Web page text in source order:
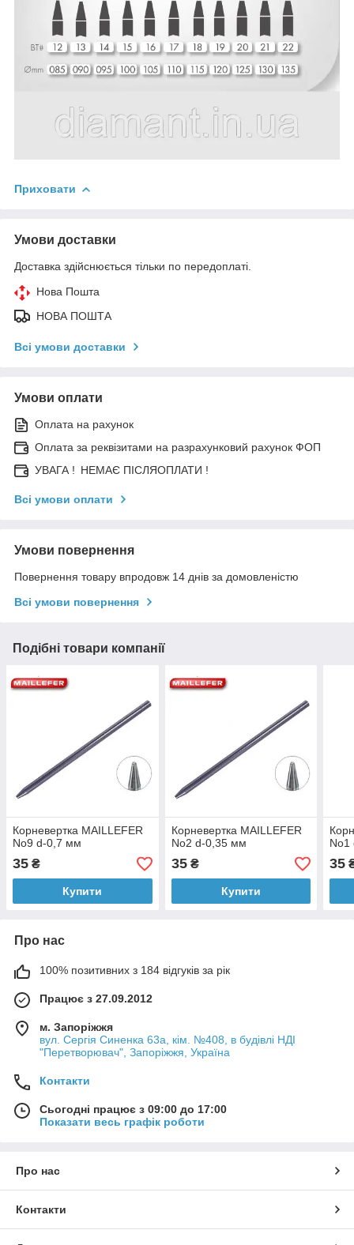
Приховати
Умови доставки
Доставка здійснюється тільки по передоплаті.
Нова Пошта
НОВА ПОШТА
Всі умови доставки
Умови оплати
Оплата на рахунок
Оплата за реквізитами на разрахунковий рахунок ФОП
УВАГА ! НЕМАЄ ПІСЛЯОПЛАТИ !
Всі умови оплати
Умови повернення
Повернення товару впродовж 14 днів за домовленістю
Всі умови повернення
Подібні товари компанії
Корневертка MAILLEFER
No9 d-0,7 мм
35 ₴
Купити
Корневертка MAILLEFER
No2 d-0,35 мм
35₴
Купити
35
Про нас
100% позитивних з 184 відгуків за рік
Працює з 27.09.2012
м. Запоріжжя
вул. Сергія Синенка 63а, кім. №408, в будівлі НДІ
"Перетворювач", Запоріжжя, Україна
Контакти
Сьогодні працює з 09:00 до 17:00
Показати весь графік роботи
Про нас
Контакти